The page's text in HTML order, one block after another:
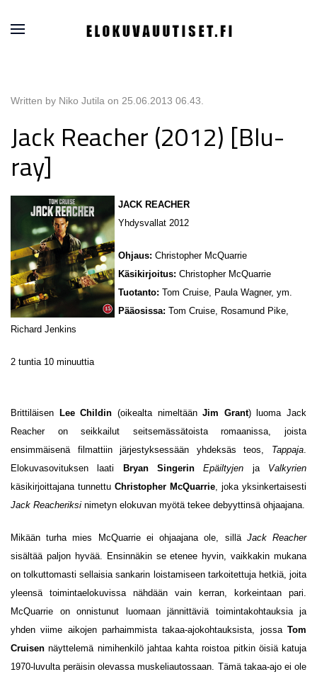
Written by Niko Jutila on 25.06.2013 06.43
Jack Reacher (2012) [Blu-
ray]
JACK REACHER
Yhdysvallat 2012
Ohjaus: Christopher McQuarrie
Käsikirjoitus: Christopher McQuarrie
Tuotanto: Tom Cruise, Paula Wagner, ym.
Pääosissa: Tom Cruise, Rosamund Pike,
Richard Jenkins
2 tuntia 10 minuuttia
Brittiläisen Lee Childin (oikealta nimeltäänJim Grant) luoma Jack
Reacher on seikkailut seitsemässätoista romaanissa, joista
ensimmäisenä filmattiin järjestyksessään yhdeksäs teos, Tappaja.
Elokuvasovituksen laati
Bryan Singerin Epäiltyjen ja Valkyrien
käsikirjoittajana tunnettu Christopher McQuarrie, joka yksinkertaisesti
Jack Reacheriksi nimetyn elokuvan myötä tekee debyyttinsä ohjaajana.
Mikään turha mies McQuarrie ei ohjaajana ole, sillä Jack Reacher
sisältää paljon hyvää. Ensinnäkin se etenee hyvin, vaikkakin mukana
on tolkuttomasti sellaisia sankarin loistamiseen tarkoitettuja hetkiä, joita
yleensä toimintaelokuvissa nähdään vain kerran, korkeintaan pari.
McQuarrie on onnistunut luomaan jännittäviä toimintakohtauksia ja
yhden viime aikojen parhaimmista takaa-ajokohtauksista, jossa Tom
Cruisen näyttelemä nimihenkilö jahtaa kahta roistoa pitkin öisiä katuja
1970-luvulta peräisin olevassa muskeliautossaan. Tämä takaa-ajo ei ole